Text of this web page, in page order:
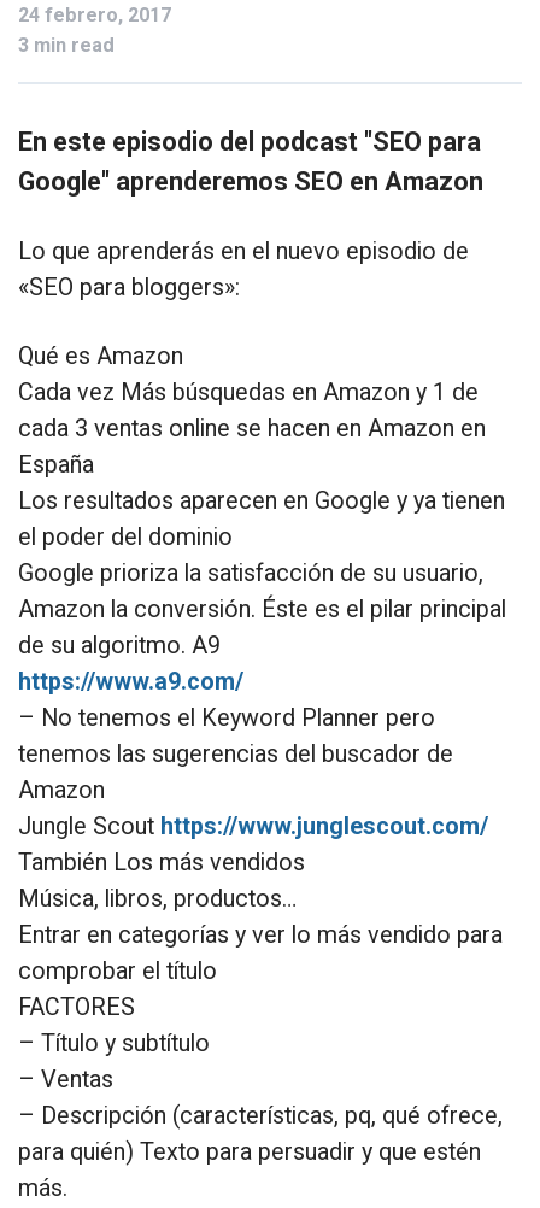
24 febrero, 2017
3 min read
En este episodio del podcast "SEO para
Google" aprenderemos SEO en Amazon
Lo que aprenderás en el nuevo episodio de
«SEO para bloggers»:
Qué es Amazon
Cada vez Más búsquedas en Amazon y 1 de
cada 3 ventas online se hacen en Amazon en
España
Los resultados aparecen en Google y ya tienen
el poder del dominio
Google prioriza la satisfacción de su usuario,
Amazon la conversión. Éste es el pilar principal
de su algoritmo. A9
https://www.a9.com/
– No tenemos el Keyword Planner pero
tenemos las sugerencias del buscador de
Amazon
Jungle Scout https://www.junglescout.com/
También Los más vendidos
Música, libros, productos…
Entrar en categorías y ver lo más vendido para
comprobar el título
FACTORES
– Título y subtítulo
– Ventas
– Descripción (características, pq, qué ofrece,
para quién) Texto para persuadir y que estén
más.